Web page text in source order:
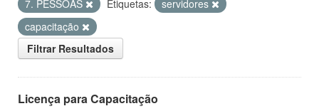
7. PESSOAS
Etiquetas:
servidores
capacitação
Filtrar Resultados
Licença para Capacitação